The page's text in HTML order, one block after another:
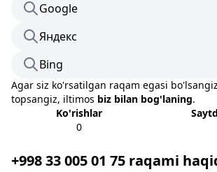
Google
Яндекс
Bing
Agar siz ko'rsatilgan raqam egasi
topsangiz, iltimos biz bilan bog'laning.
Ko'rishlar
0
+998 33 005 01 75 raqami